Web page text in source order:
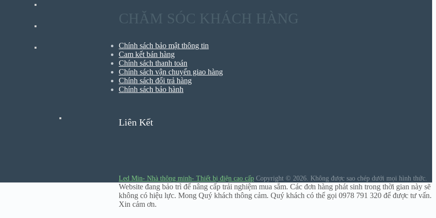
CHĂM SÓC KHÁCH HÀNG
Chính sách bảo mật thông tin
Cam kết bán hàng
Chính sách thanh toán
Chính sách vận chuyển giao hàng
Chính sách đổi trả hàng
Chính sách bảo hành
Liên Kết
Led Min- Nhà thông minh- Thiết bị điện cao cấp Copyright © 2026. Không được sao chép dưới mọi hình thức.
Website đang bảo trì để nâng cấp trải nghiệm mua sắm. Các đơn hàng phát sinh trong thời gian này sẽ
không có hiệu lực. Mong Quý khách thông cảm. Quý khách có thể gọi 0978 791 320 để được tư vấn.
Xin cảm ơn.